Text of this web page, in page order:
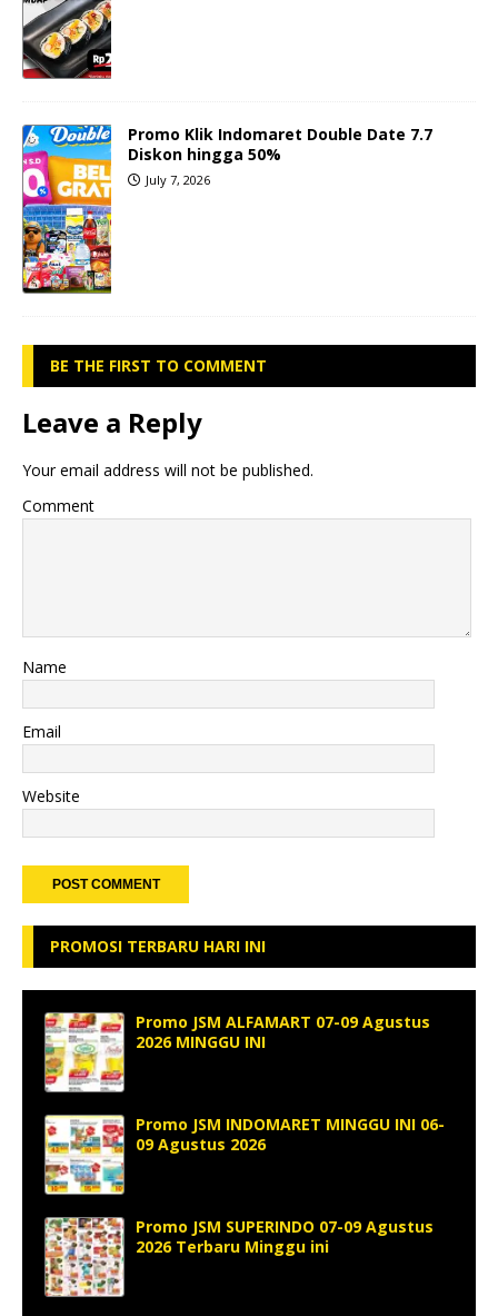
Promo Klik Indomaret Double Date 7.7
Diskon hingga 50%
July 7, 2026
BE THE FIRST TO COMMENT
Leave a Reply
Your email address will not be published.
Comment
Name
Email
Website
PROMOSI TERBARU HARI INI
Promo JSM ALFAMART 07-09 Agustus
2026 MINGGU INI
Promo JSM INDOMARET MINGGU INI 06-
09 Agustus 2026
Promo JSM SUPERINDO 07-09 Agustus
2026 Terbaru Minggu ini